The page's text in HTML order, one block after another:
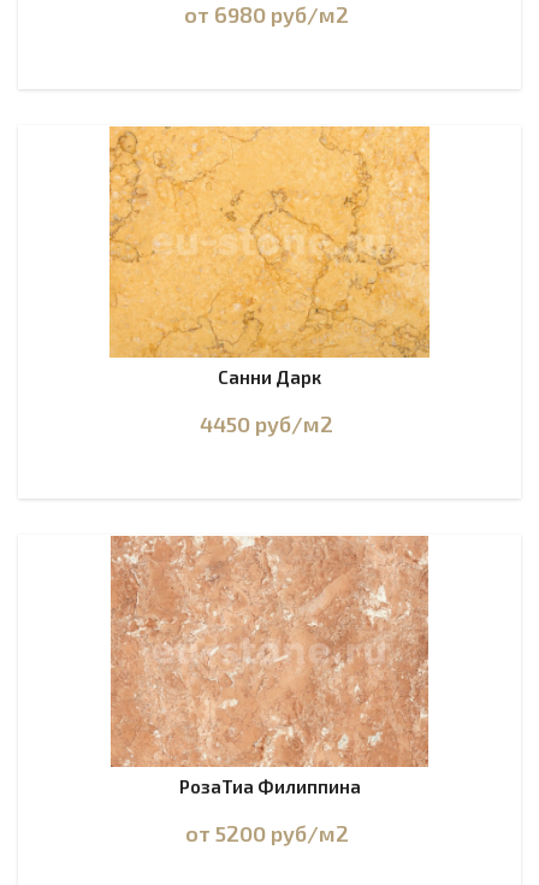
от 6980 руб/м2
Санни Дарк
4450 руб/м2
РозаТиа Филиппина
от 5200 руб/м2